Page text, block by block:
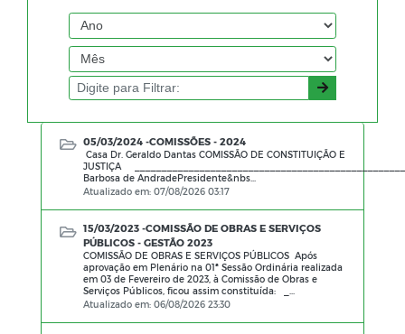
05/03/2024 -COMISSÕES - 2024
Casa Dr. Geraldo Dantas COMISSÃO DE CONSTITUIÇÃO E
JUSTIÇA
Barbosa de AndradePresidente&nbs...
Atualizado em: 07/08/2026 03:17
15/03/2023 -COMISSÃO DE OBRAS E SERVIÇOS
PÚBLICOS - GESTÃO 2023
COMISSÃO DE OBRAS E SERVIÇOS PÚBLICOS Após
aprovação em Plenário na 01ª Sessão Ordinária realizada
em 03 de Fevereiro de 2023, à Comissão de Obras e
Serviços Públicos, ficou assim constituída: _...
Atualizado em: 06/08/2026 23:30